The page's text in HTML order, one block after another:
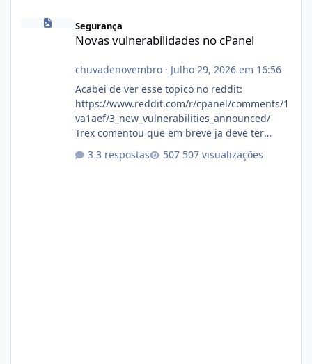
Segurança
Novas vulnerabilidades no cPanel
chuvadenovembro· Julho 29, 2026 em 16:56
Acabei de ver esse topico no reddit:
https://www.reddit.com/r/cpanel/comments/1
va1aef/3_new_vulnerabilities_announced/
Trex comentou que em breve ja deve ter
3 respostas 507 visualizações